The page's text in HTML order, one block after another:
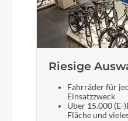
Riesige
Fahrräder für
Einsatzzweck
Über 15.000 (E-
Fläche und